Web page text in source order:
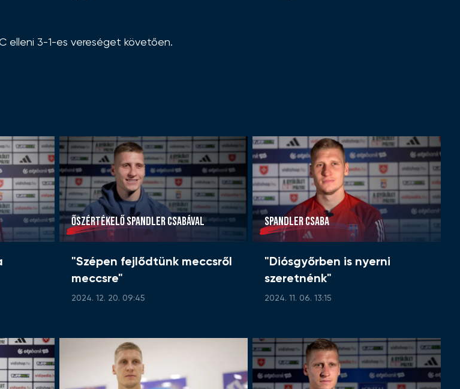
elleni 3-1-es vereséget követően.
ŐSZÉRTÉKELŐ SPANDLER CSABÁVAL
"Szépen fejlődtünk meccsről
meccsre"
2024. 12. 20. 09:45
SPANDLER CSABA
"Diósgyőrben is nyerni
szeretnénk"
2024. 11. 06. 13:15